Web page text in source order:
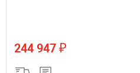
244 947 ₽